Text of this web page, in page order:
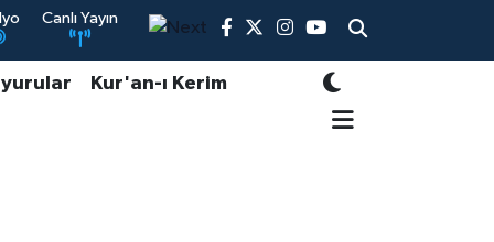
Canlı Yayın
Kur'an-ı Kerim